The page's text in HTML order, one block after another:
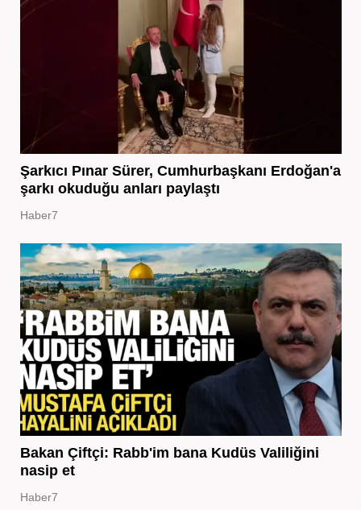
Şarkıcı Pınar Sürer, Cumhurbaşkanı Erdoğan'a
şarkı okuduğu anları paylaştı
Haber7
Bakan Çiftçi: Rabb'im bana Kudüs Valiliğini
nasip et
Haber7